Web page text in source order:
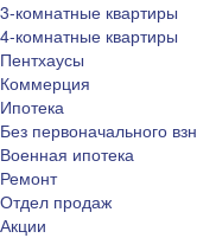
3-комнатные квартиры
4-комнатные квартиры
Пентхаусы
Коммерция
Ипотека
Без первоначального
Военная ипотека
Ремонт
Отдел продаж
Акции